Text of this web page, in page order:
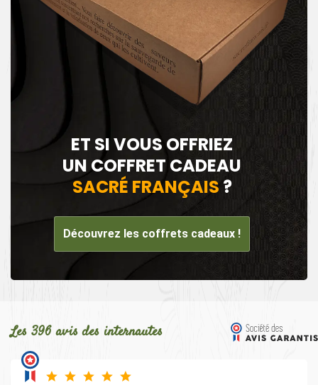
ET SI VOUS OFFRIEZ
UN COFFRET CADEAU
SACRÉ FRANÇAIS ?
Découvrez les coffrets cadeaux !
Les 396 avis des internautes